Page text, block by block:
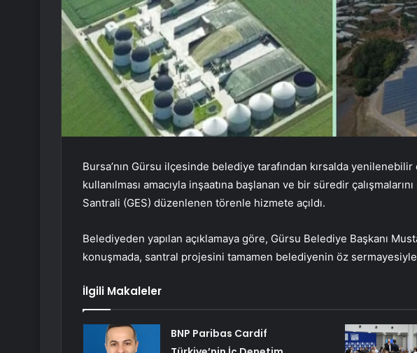
Bursa’nın Gürsu ilçesinde belediye tarafından kırsalda
kullanılması amacıyla inşaatına başlanan ve bir süredir
Santrali (GES) düzenlenen törenle hizmete açıldı.
Belediyeden yapılan açıklamaya göre, Gürsu Belediye Başkanı
konuşmada, santral projesini tamamen belediyenin öz
İlgili Makaleler
BNP Paribas Cardif